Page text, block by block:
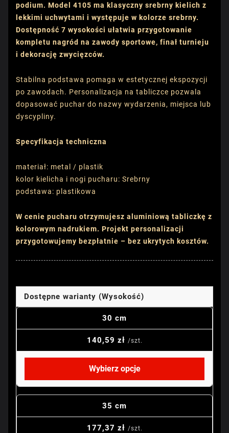
podium. Model 4105 ma klasyczny srebrny kielich z
lekkimi uchwytami i występuje w kolorze srebrny.
Dostępność 7 wysokości ułatwia przygotowanie
kompletu nagród na zawody sportowe, finał turnieju
i dekorację zwycięzców.
Stabilna podstawa pomaga w estetycznej ekspozycji
po zawodach. Personalizacja na tabliczce pozwala
dopasować puchar do nazwy wydarzenia, miejsca lub
dyscypliny.
Specyfikacja techniczna
materiał: metal / plastik
kolor kielicha i nogi pucharu: Srebrny
podstawa: plastikowa
W cenie pucharu otrzymujesz aluminiową tabliczkę z
kolorowym nadrukiem. Projekt personalizacji
przygotowujemy bezpłatnie – bez ukrytych kosztów.
Dostępne warianty (Wysokość)
30 cm
140,59 zł /szt.
Wybierz opcje
35 cm
177,37 zł /szt.